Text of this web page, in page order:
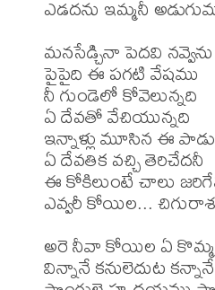
ఎడదను ఇమ్మనీ
మనసేడ్చినా పెదవి నవ్వెను
పైపైది ఈ పగటి వేషము
నీ గుండెలో కోవెలున్నది
ఏ దేవతో వేచియున్నది
ఇన్నాళ్లు మూసిన ఈ
ఏ దేవతిక వచ్చి తెరిచేదనీ
ఈ కోకిలుంటే చాలు
ఎవ్వరీ కోయిల...
అరె నీవా కోయిల ఏ
విన్నానే కనులెదుట కన్నానే